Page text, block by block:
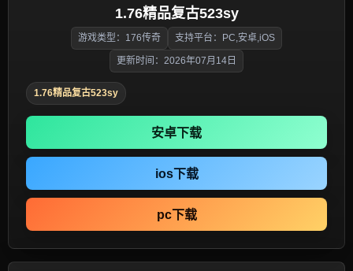
1.76精品复古523sy
游戏类型：176传奇 支持平台：PC,安卓,iOS
更新时间：2026年07月14日
1.76精品复古523sy
安卓下载
ios下载
pc下载